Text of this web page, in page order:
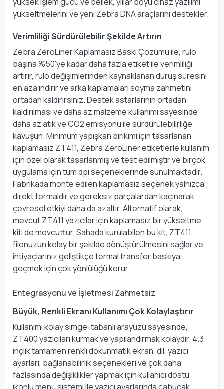
yükseltmelerini ve yeni Zebra DNA araçlarını destekler.
Verimliliği Sürdürülebilir Şekilde Artırın
Zebra ZeroLiner Kaplamasız Baskı Çözümü ile, rulo
başına %50'ye kadar daha fazla etiket ile verimliliği
artırır, rulo değişimlerinden kaynaklanan duruş süresini
en aza indirir ve arka kaplamaları soyma zahmetini
ortadan kaldırırsınız. Destek astarlarının ortadan
kaldırılması ve daha az malzeme kullanımı sayesinde
daha az atık ve CO2 emisyonu ile sürdürülebilirliğe
kavuşun. Minimum yapışkan birikimi için tasarlanan
kaplamasız ZT411, Zebra ZeroLiner etiketlerle kullanım
için özel olarak tasarlanmış ve test edilmiştir ve birçok
uygulama için tüm dpi seçeneklerinde sunulmaktadır.
Fabrikada monte edilen kaplamasız seçenek yalnızca
direkt termaldir ve gereksiz parçalardan kaçınarak
çevresel etkiyi daha da azaltır. Alternatif olarak,
mevcut ZT411 yazıcılar için kaplamasız bir yükseltme
kiti de mevcuttur. Sahada kurulabilen bu kit, ZT411
filonuzun kolay bir şekilde dönüştürülmesini sağlar ve
ihtiyaçlarınız geliştikçe termal transfer baskıya
geçmek için çok yönlülüğü korur.
Entegrasyonu ve İşletmesi Zahmetsiz
Büyük, Renkli Ekranı Kullanımı Çok Kolaylaştırır
Kullanımı kolay simge-tabanlı arayüzü sayesinde,
ZT400 yazıcıları kurmak ve yapılandırmak kolaydır. 4.3
inçlik tamamen renkli dokunmatik ekran, dil, yazıcı
ayarları, bağlanabilirlik seçenekleri ve çok daha
fazlasında değişiklikler yapmak için kullanıcı dostu